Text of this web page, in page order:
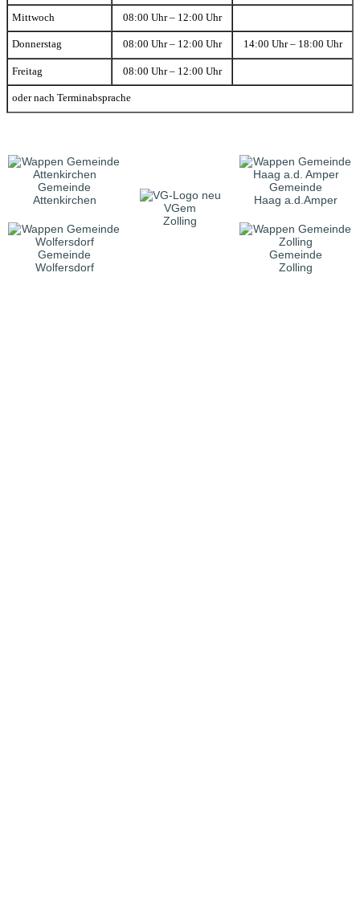
Mittwoch 08:00 Uhr – 12:00 Uhr
Donnerstag 08:00 Uhr – 12:00 Uhr 14:00 Uhr – 18:00 Uhr
Freitag 08:00 Uhr – 12:00 Uhr
oder nach Terminabsprache
Gemeinde
Attenkirchen
VGem
Zolling
Gemeinde
Haag a.d.Amper
Gemeinde
Wolfersdorf
Gemeinde
Zolling